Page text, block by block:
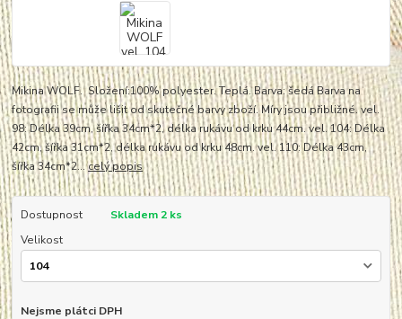
Mikina WOLF. Složení:100% polyester. Teplá. Barva: šedá Barva na
fotografii se může lišit od skutečné barvy zboží. Míry jsou přibližné. vel.
98: Délka 39cm, šířka 34cm*2, délka rukávu od krku 44cm. vel. 104: Délka
42cm, šířka 31cm*2, délka rukávu od krku 48cm. vel. 110: Délka 43cm,
šířka 34cm*2...celý popis
Dostupnost
Skladem 2 ks
Velikost
Nejsme plátci DPH